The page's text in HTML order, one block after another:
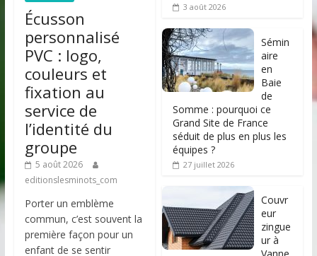
Écusson
personnalisé
PVC : logo,
couleurs et
fixation au
service de
l’identité du
groupe
5 août 2026
editionslesminots_com
Porter un emblème
commun, c’est souvent la
première façon pour un
enfant de se sentir
3 août 2026
Sémin
aire
en
Baie
de
Somme : pourquoi ce
Grand Site de France
séduit de plus en plus les
équipes ?
27 juillet 2026
Couvr
eur
zingue
ur à